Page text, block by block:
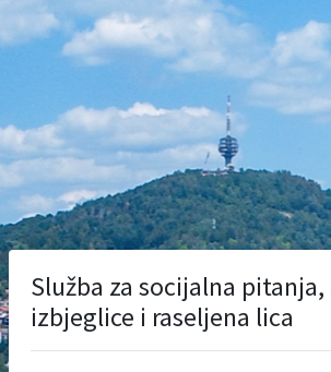
Služba za socijalna
izbjeglice i raseljena lica